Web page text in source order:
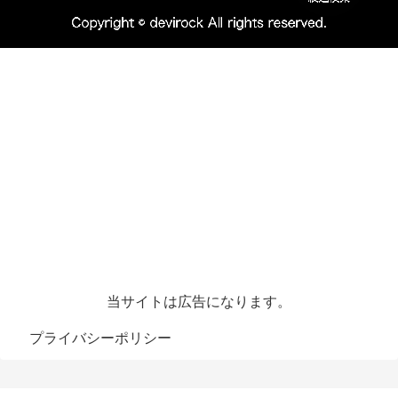
当サイトは広告になります。
プライバシーポリシー